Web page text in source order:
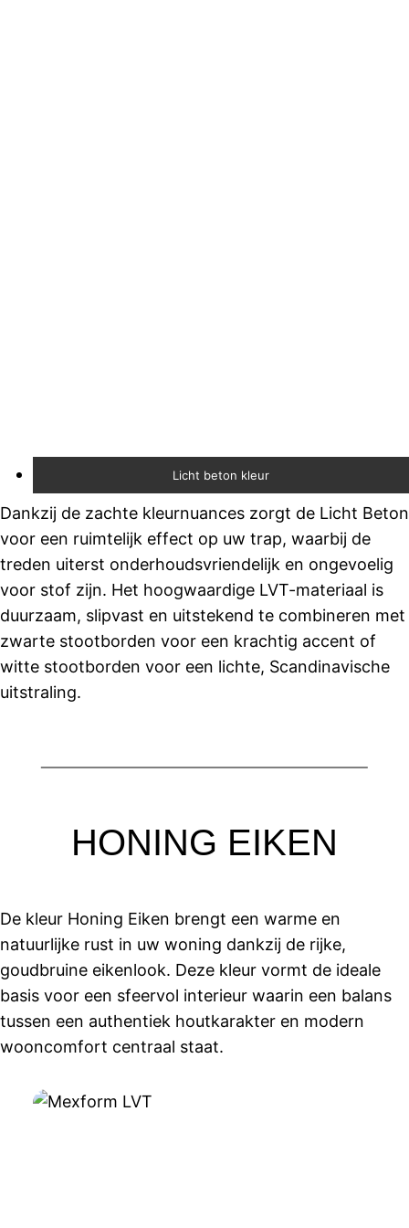
Licht beton kleur
Dankzij de zachte kleurnuances zorgt de Licht Beton
voor een ruimtelijk effect op uw trap, waarbij de
treden uiterst onderhoudsvriendelijk en ongevoelig
voor stof zijn. Het hoogwaardige LVT-materiaal is
duurzaam, slipvast en uitstekend te combineren met
zwarte stootborden voor een krachtig accent of
witte stootborden voor een lichte, Scandinavische
uitstraling.
HONING EIKEN
De kleur Honing Eiken brengt een warme en
natuurlijke rust in uw woning dankzij de rijke,
goudbruine eikenlook. Deze kleur vormt de ideale
basis voor een sfeervol interieur waarin een balans
tussen een authentiek houtkarakter en modern
wooncomfort centraal staat.